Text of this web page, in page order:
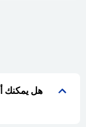
هل يمكنك